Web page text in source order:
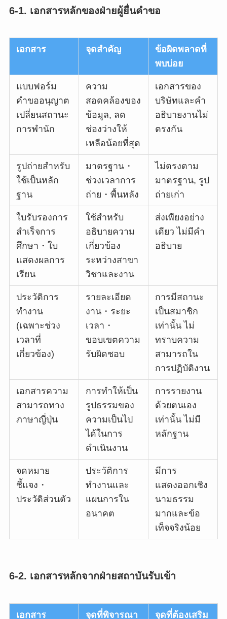
6-1. เอกสารหลักของฝ่ายผู้ยื่นคำขอ
เอกสาร จุดสำคัญ
ข้อผิดพลาดที่
พบบ่อย
แบบฟอร์ม
คำขออนุญาต
เปลี่ยนสถานะ
การพำนัก
ความ
สอดคล้องของ
ข้อมูล, ลด
ช่องว่างให้
เหลือน้อยที่สุด
เอกสารของ
บริษัทและคำ
อธิบายงานไม่
ตรงกัน
รูปถ่ายสำหรับ
ใช้เป็นหลัก
ฐาน
มาตรฐาน・
ช่วงเวลาการ
ถ่าย・พื้นหลัง
ไม่ตรงตาม
มาตรฐาน, รูป
ถ่ายเก่า
ใบรับรองการ
สำเร็จการ
ศึกษา・ใบ
แสดงผลการ
เรียน
ใช้สำหรับ
อธิบายความ
เกี่ยวข้อง
ระหว่างสาขา
วิชาและงาน
ส่งเพียงอย่าง
เดียว ไม่มีคำ
อธิบาย
ประวัติการ
ทำงาน
(เฉพาะช่วง
เวลาที่
เกี่ยวข้อง)
รายละเอียด
งาน・ระยะ
เวลา・
ขอบเขตความ
รับผิดชอบ
การมีสถานะ
เป็นสมาชิก
เท่านั้น ไม่
ทราบความ
สามารถใน
การปฏิบัติงาน
เอกสารความ
สามารถทาง
ภาษาญี่ปุ่น
การทำให้เป็น
รูปธรรมของ
ความเป็นไป
ได้ในการ
ดำเนินงาน
การรายงาน
ด้วยตนเอง
เท่านั้น ไม่มี
หลักฐาน
จดหมาย
ชี้แจง・
ประวัติส่วนตัว
ประวัติการ
ทำงานและ
แผนการใน
อนาคต
มีการ
แสดงออกเชิง
นามธรรม
มากและข้อ
เท็จจริงน้อย
6-2. เอกสารหลักจากฝ่ายสถาบันรับเข้า
เอกสาร จุดที่พิจารณา จุดที่ต้องเสริม